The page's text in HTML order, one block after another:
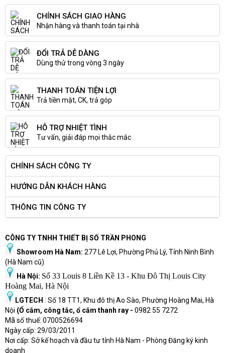
CHÍNH SÁCH GIAO HÀNG
Nhận hàng và thanh toán tại nhà
ĐỔI TRẢ DỄ DÀNG
Dùng thử trong vòng 3 ngày
THANH TOÁN TIỆN LỢI
Trả tiền mặt, CK, trả góp
HỖ TRỢ NHIỆT TÌNH
Tư vấn, giải đáp mọi thắc mắc
CHÍNH SÁCH CÔNG TY
HƯỚNG DẪN KHÁCH HÀNG
THÔNG TIN CÔNG TY
CÔNG TY TNHH THIẾT BỊ SỐ TRẦN PHONG
Showroom Hà Nam: 277 Lê Lợi, Phường Phủ Lý, Tỉnh Ninh Bình
(Hà Nam cũ)
Hà Nội: Số 33 Louis 8 Liền Kề 13 - Khu Đô Thị Louis City
Hoàng Mai, Hà Nội
LGTECH : Số 18 TT1, Khu đô thị Ao Sào, Phường Hoàng Mai, Hà
Nội (Ổ cắm, công tắc, ổ cắm thanh ray - 0982 55 7272
Mã số thuế: 0700526694
Ngày cấp: 29/03/2011
Nơi cấp: Sở kế hoạch và đầu tư tỉnh Hà Nam - Phòng Đăng ký kinh
doanh